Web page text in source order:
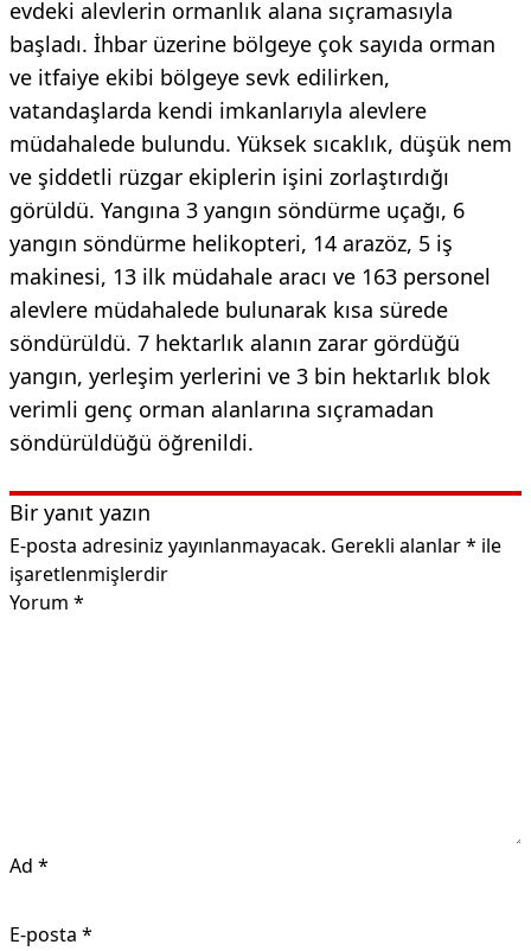
evdeki alevlerin ormanlık alana sıçramasıyla
başladı. İhbar üzerine bölgeye çok sayıda orman
ve itfaiye ekibi bölgeye sevk edilirken,
vatandaşlarda kendi imkanlarıyla alevlere
müdahalede bulundu. Yüksek sıcaklık, düşük nem
ve şiddetli rüzgar ekiplerin işini zorlaştırdığı
görüldü. Yangına 3 yangın söndürme uçağı, 6
yangın söndürme helikopteri, 14 arazöz, 5 iş
makinesi, 13 ilk müdahale aracı ve 163 personel
alevlere müdahalede bulunarak kısa sürede
söndürüldü. 7 hektarlık alanın zarar gördüğü
yangın, yerleşim yerlerini ve 3 bin hektarlık blok
verimli genç orman alanlarına sıçramadan
söndürüldüğü öğrenildi.
Bir yanıt yazın
E-posta adresiniz yayınlanmayacak. Gerekli alanlar* ile
işaretlenmişlerdir
Yorum *
Ad *
E-posta *